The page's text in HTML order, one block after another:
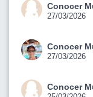
Conocer
27/03/2026
Conocer
27/03/2026
Conocer